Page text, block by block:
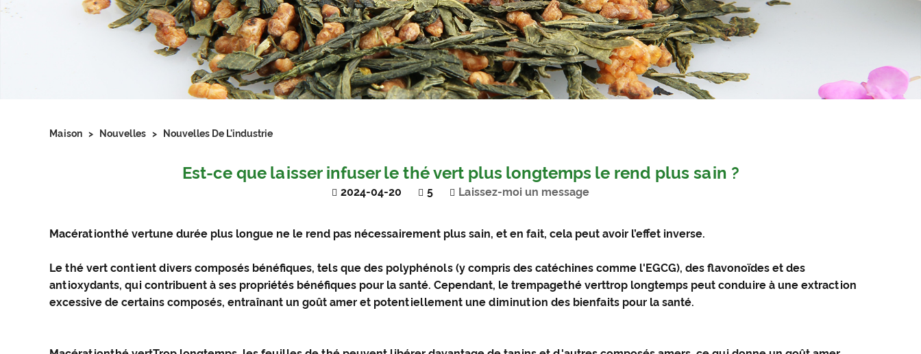
Maison > Nouvelles > Nouvelles De L'industrie
Est-ce que laisser infuser le thé vert plus longtemps le rend plus sain ?
2024-04-20 5 Laissez-moi un message
Macérationthé vertune durée plus longue ne le rend pas nécessairement plus sain, et en fait, cela peut avoir l’effet inverse.
Le thé vert contient divers composés bénéfiques, tels que des polyphénols (y compris des catéchines comme l'EGCG), des flavonoïdes et des
antioxydants, qui contribuent à ses propriétés bénéfiques pour la santé. Cependant, le trempagethé verttrop longtemps peut conduire à une extraction
excessive de certains composés, entraînant un goût amer et potentiellement une diminution des bienfaits pour la santé.